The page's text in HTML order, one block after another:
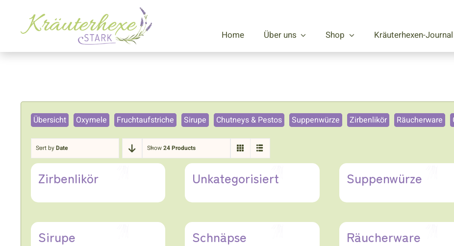
Home Über uns Shop Kräuterhexen-Journal
Übersicht Oxymele Fruchtaufstriche Sirupe Chutneys & Pestos Suppenwürze Zirbenlikör Räucherware
Sort byDate Show24 Products
Zirbenlikör Unkategorisiert Suppenwürze
Sirupe Schnäpse Räucherware